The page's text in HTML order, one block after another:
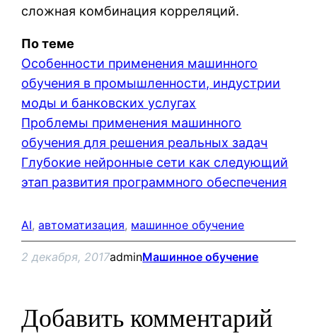
сложная комбинация корреляций.
По теме
Особенности применения машинного
обучения в промышленности, индустрии
моды и банковских услугах
Проблемы применения машинного
обучения для решения реальных задач
Глубокие нейронные сети как следующий
этап развития программного обеспечения
AI, автоматизация, машинное обучение
2 декабря, 2017adminМашинное обучение
Добавить комментарий